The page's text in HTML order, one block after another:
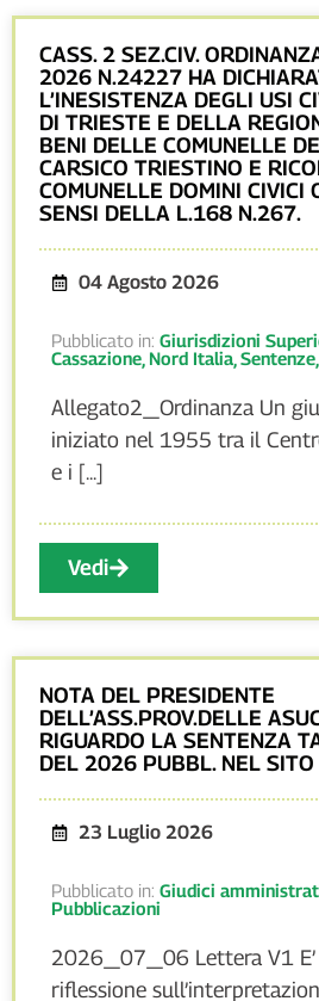
CASS. 2 SEZ.CIV.
2026 N.24227 HA
L’INESISTENZA DEGLI USI
DI TRIESTE E DELLA
BENI DELLE COMUNELLE
CARSICO TRIESTINO E
COMUNELLE DOMINI CIVICI
SENSI DELLA L.168 N.267.
04 Agosto 2026
Pubblicato in: Giurisdizioni
Cassazione, Nord Italia, Sentenze,
Allegato2_Ordinanza Un
iniziato nel 1955 tra il
e i [...]
Vedi
NOTA DEL PRESIDENTE
DELL’ASS.PROV.DELLE
RIGUARDO LA SENTENZA
DEL 2026 PUBBL. NEL SITO
23 Luglio 2026
Pubblicato in: Giudici
Pubblicazioni
2026_07_06 Lettera V1
riflessione